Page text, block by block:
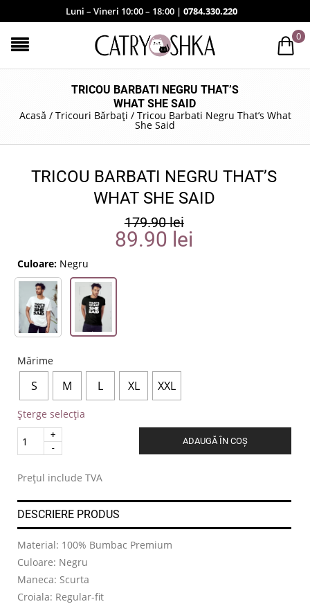
Luni – Vineri 10:00 – 18:00 | 0784.330.220
0
TRICOU BARBATI NEGRU THAT’S
WHAT SHE SAID
Acasă / Tricouri Bărbați / Tricou Barbati Negru That’s What
She Said
TRICOU BARBATI NEGRU THAT’S
WHAT SHE SAID
179.90lei
89.90 lei
Culoare: Negru
Mărime
S M L XL XXL
Șterge selecția
Quantity
ADAUGĂ ÎN COȘ
Prețul include TVA
DESCRIERE PRODUS
Material: 100% Bumbac Premium
Culoare: Negru
Maneca: Scurta
Croiala: Regular-fit